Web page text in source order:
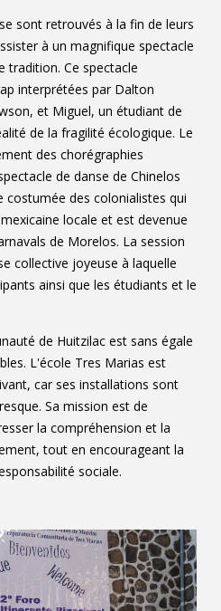
sont retrouvés à la fin de leurs
à un magnifique spectacle
tradition. Ce spectacle
interprétées par Dalton
et Miguel, un étudiant de
de la fragilité écologique. Le
des chorégraphies
de danse de Chinelos
costumée des colonialistes qui
locale et est devenue
de Morelos. La session
collective joyeuse à laquelle
ainsi que les étudiants et le
de Huitzilac est sans égale
L'école Tres Marias est
car ses installations sont
Sa mission est de
la compréhension et la
tout en encourageant la
sociale.